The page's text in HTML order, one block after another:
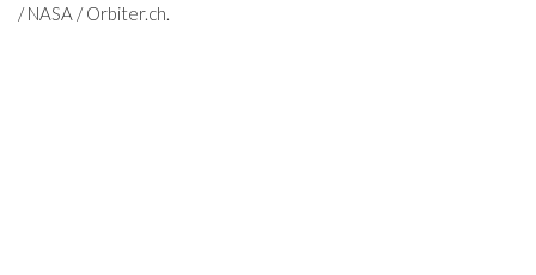
/ NASA /Orbiter.ch.